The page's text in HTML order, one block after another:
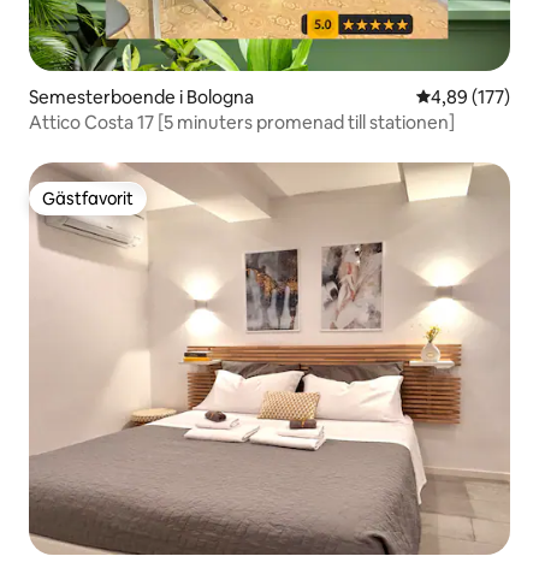
Semesterboende i Bologna 4,89 av 5 i
4,89 (177)
Attico Costa 17 [5 minuters promenad till stationen]
Gästfavorit
Gästfavorit